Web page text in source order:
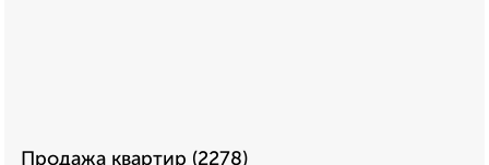
Продажа квартир (2278)